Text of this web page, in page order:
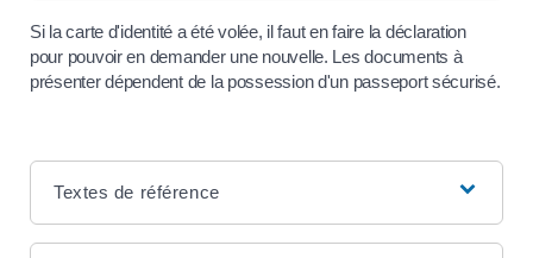
Si la carte d'identité a été volée, il faut en faire la déclaration
pour pouvoir en demander une nouvelle. Les documents à
présenter dépendent de la possession d'un passeport sécurisé.
Textes de référence